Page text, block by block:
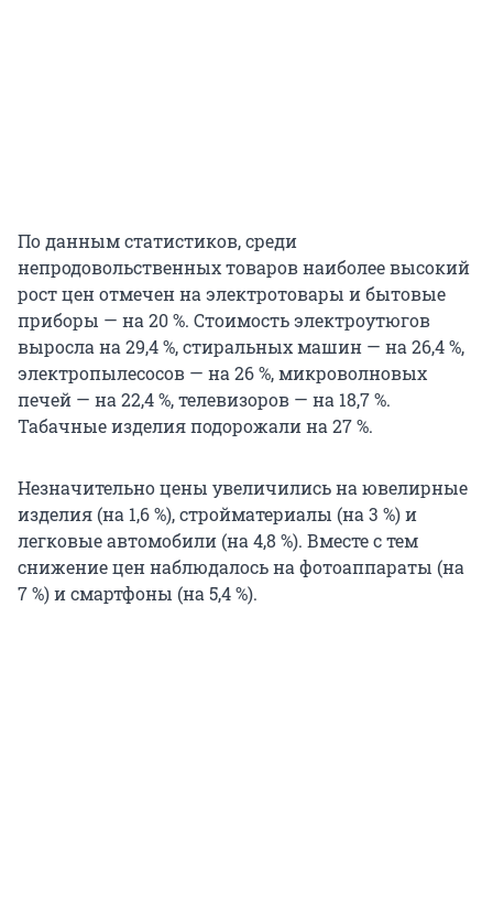
По данным статистиков, среди
непродовольственных товаров наиболее высокий
рост цен отмечен на электротовары и бытовые
приборы — на 20 %. Стоимость электроутюгов
выросла на 29,4 %, стиральных машин — на 26,4 %,
электропылесосов — на 26 %, микроволновых
печей — на 22,4 %, телевизоров — на 18,7 %.
Табачные изделия подорожали на 27 %.
Незначительно цены увеличились на ювелирные
изделия (на 1,6 %), стройматериалы (на 3 %) и
легковые автомобили (на 4,8 %). Вместе с тем
снижение цен наблюдалось на фотоаппараты (на
7 %) и смартфоны (на 5,4 %).